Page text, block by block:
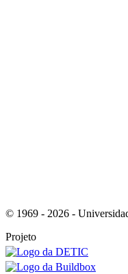
© 1969 - 2026 -
Projeto